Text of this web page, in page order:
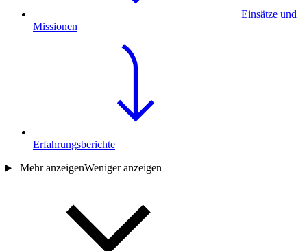
Einsätze und
Missionen
Erfahrungsberichte
Mehr anzeigenWeniger anzeigen